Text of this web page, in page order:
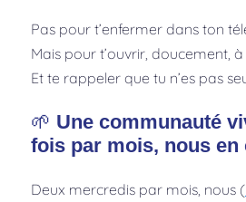
Pas pour t’enfermer dans ton
Mais pour t’ouvrir, doucement,
Et te rappeler que tu n’es pas
🌱 Une communauté
fois par mois, nous en
Deux mercredis par mois, nous (